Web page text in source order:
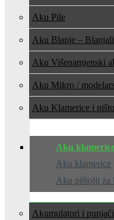
Aku Pile
Aku Blanje –
Aku Višenamjenski
Aku Mikro /
Aku Klamerice i
Aku
Aku klamerice
Aku pištolji za
Akumulatori i